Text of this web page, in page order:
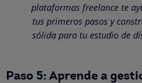
plataformas freelance te
tus primeros pasos y
sólida para tu estudio de
Paso 5: Aprende a